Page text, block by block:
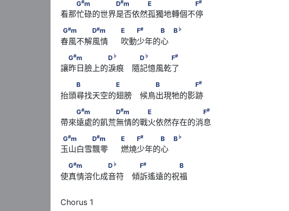
G m　　　　　D m　　　　E　　　　　　F
G#m D#m E F#
看那忙碌的世界是否依然孤獨地轉個不停
G#m　　　　D m　　             E　　F
G#m D#m E F# B B ♭
春風不解風情　  吹動少年的心
G# m　　　　　D D ♭ F
G#m D ♭ D ♭ F#
讓昨日臉上的淚痕　隨記憶風乾了
B　　　　　E　　 　　B　　　　　F
B E B F#
抬頭尋找天空的翅膀　候鳥出現牠的影跡
G# m　　　　　D m　　　　E　　　　　　　F
G#m D#m E F#
帶來遠處的飢荒無情的戰火依然存在的消息
G#m　　　　D m　　             E　　F
G#m D#m E F# B B ♭
玉山白雪飄零　  燃燒少年的心
G#m　　　　　D F B
G#m D ♭ F# B
使真情溶化成音符　傾訴遙遠的祝福